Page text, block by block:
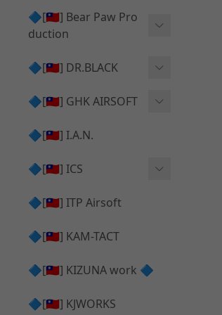
套件
[夢神⧸Morpheus] 碳鋼 內
管
MWS 升級組件
B＆T APC9 系列產品
B＆T SPR300系列產品
HOP膠皮
🔷[🇹🇼] Bear Paw Pro
duction
T-5000
🔷[🇹🇼] DR.BLACK
Hi-capa 彈匣外觀
維護保養
Hi-capa 上半外觀
Hi-capa 內部升級
🔷[🇹🇼] GHK AIRSOFT
AR ⧸ M4 GBB 原廠零件
AKM V3 主體 ＆ 原廠零件
G5 原廠零件
G17 GEN.3 原廠零件
AR ⧸ M4 GBB 升級套件
🔷[🇹🇼] I.A.N.
🔷[🇹🇼] ICS
Hi-Capa 維修零件
ICS 成槍
🔷[🇹🇼] ITP Airsoft
🔷[🇹🇼] KAM-TACT
🔷[🇹🇼] KIZUNA work 🔷
🔷[🇹🇼] KJWORKS